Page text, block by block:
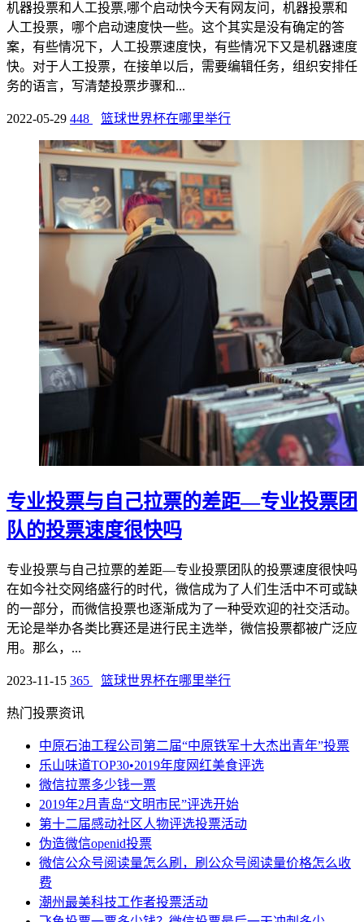
机器投票和人工投票,哪个启动快今天有网友问，机器投票和
人工投票，哪个启动速度快一些。这个其实是没有确定的答
案，有些情况下，人工投票速度快，有些情况下又是机器速度
快。对于人工投票，在接单以后，需要编辑任务，组织安排任
务的语言，写清楚投票步骤和...
2022-05-29 448 篮球世界杯在哪里举行
专业投票与自己拉票的差距—专业投票团
队的投票速度很快吗
专业投票与自己拉票的差距—专业投票团队的投票速度很快吗
在如今社交网络盛行的时代，微信成为了人们生活中不可或缺
的一部分，而微信投票也逐渐成为了一种受欢迎的社交活动。
无论是举办各类比赛还是进行民主选举，微信投票都被广泛应
用。那么，...
2023-11-15 365 篮球世界杯在哪里举行
热门投票资讯
中原石油工程公司第二届“中原铁军十大杰出青年”投票
乐山味道TOP30•2019年度网红美食评选
微信拉票多少钱一票
2019年2月青岛“文明市民”评选开始
第十二届感动社区人物评选投票活动
伪造微信openid投票
微信公众号阅读量怎么刷，刷公众号阅读量价格怎么收
费
潮州最美科技工作者投票活动